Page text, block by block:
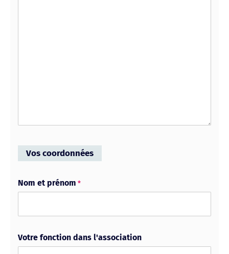
Vos coordonnées
Nom et prénom *
Votre fonction dans l'association